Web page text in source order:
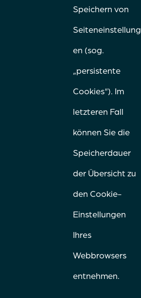
Speichern von
Seiteneinstellung
en (sog.
„persistente
Cookies“). Im
letzteren Fall
können Sie die
Speicherdauer
der Übersicht zu
den Cookie-
Einstellungen
Ihres
Webbrowsers
entnehmen.